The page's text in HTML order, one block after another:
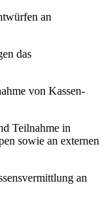
an
das
von Kassen-
Teilnahme in
sowie an externen
an